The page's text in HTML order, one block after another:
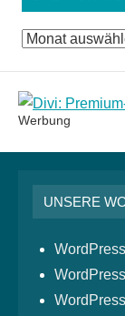
Das
Werbung
UNSERE